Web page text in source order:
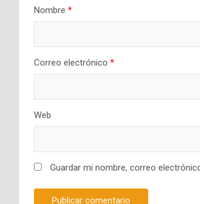
Nombre *
Correo electrónico *
Web
Guardar mi nombre, correo